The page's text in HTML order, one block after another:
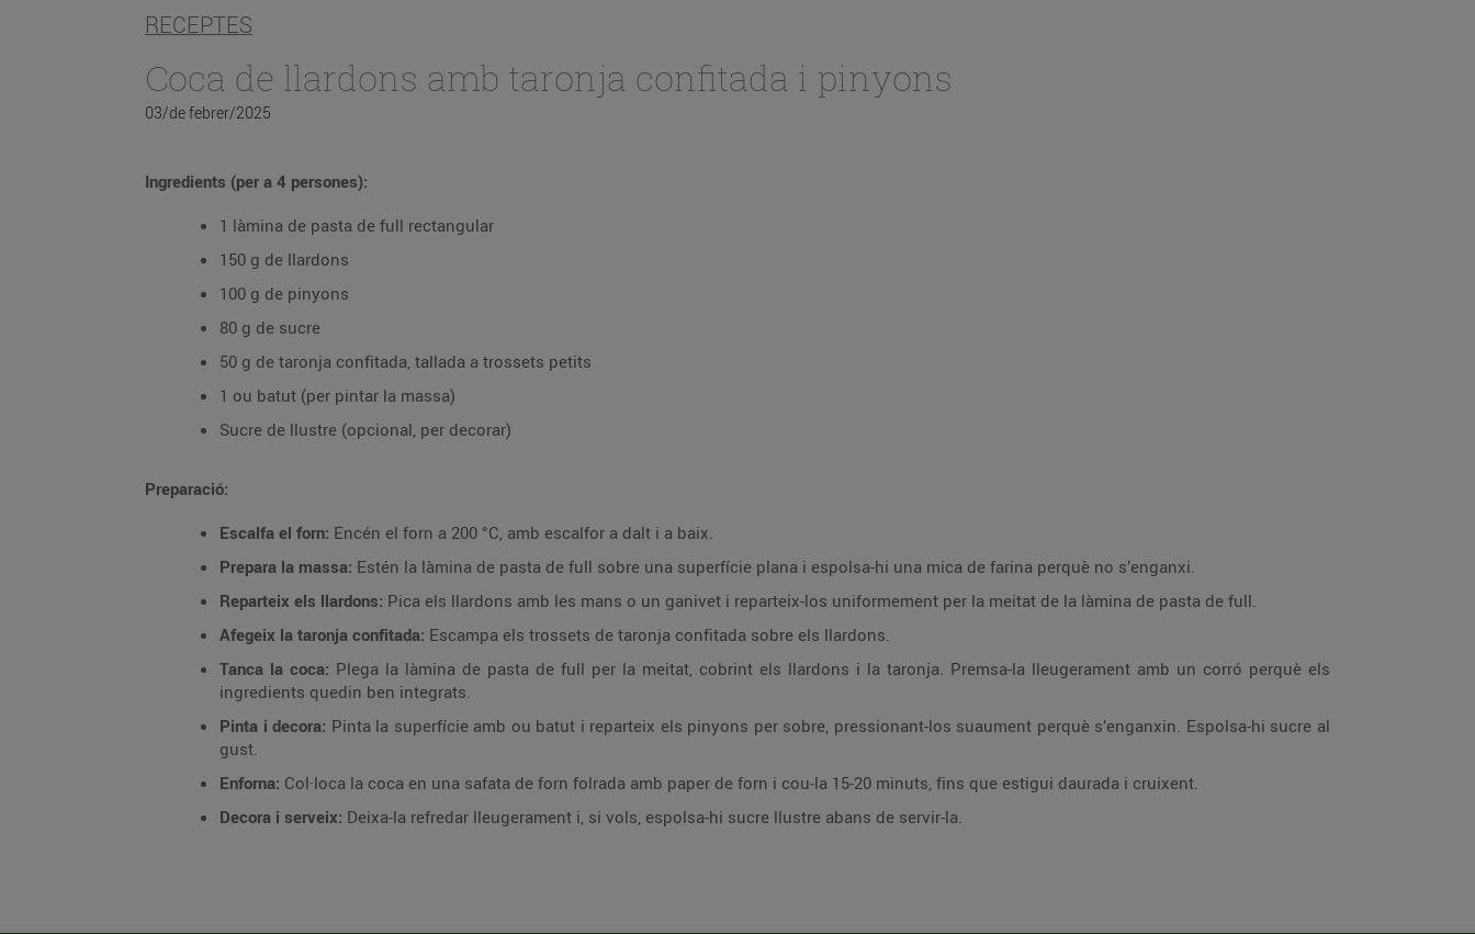
RECEPTES
Coca de llardons amb taronja confitada i pinyons
03/de febrer/2025
Ingredients (per a 4 persones):
1 làmina de pasta de full rectangular
150 g de llardons
100 g de pinyons
80 g de sucre
50 g de taronja confitada, tallada a trossets petits
1 ou batut (per pintar la massa)
Sucre de llustre (opcional, per decorar)
Preparació:
Escalfa el forn: Encén el forn a 200 °C, amb escalfor a dalt i a baix.
Prepara la massa: Estén la làmina de pasta de full sobre una superfície plana i espolsa-hi una mica de farina perquè no s’enganxi.
Reparteix els llardons: Pica els llardons amb les mans o un ganivet i reparteix-los uniformement per la meitat de la làmina de pasta de full.
Afegeix la taronja confitada: Escampa els trossets de taronja confitada sobre els llardons.
Tanca la coca: Plega la làmina de pasta de full per la meitat, cobrint els llardons i la taronja. Premsa-la lleugerament amb un corró perquè els
ingredients quedin ben integrats.
Pinta i decora: Pinta la superfície amb ou batut i reparteix els pinyons per sobre, pressionant-los suaument perquè s’enganxin. Espolsa-hi sucre al
gust.
Enforna: Col·loca la coca en una safata de forn folrada amb paper de forn i cou-la 15-20 minuts, fins que estigui daurada i cruixent.
Decora i serveix: Deixa-la refredar lleugerament i, si vols, espolsa-hi sucre llustre abans de servir-la.